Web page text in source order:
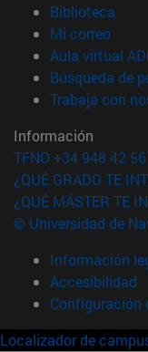
Biblioteca
Mi correo(abre
Aula virtual ADI
Búsqueda de
Trabaja con
Información
TFNO +34 948 42
¿QUÉ GRADO TE
¿QUÉ MÁSTER TE
© Universidad de
Información
Accesibilidad
Configuración
Localizador de